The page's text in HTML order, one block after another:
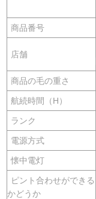
商品番号
店舗
商品の毛の重さ
航続時間（H）
ランク
電源方式
懐中電灯
ピント合わせができる
かどうか